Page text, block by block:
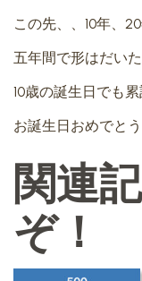
この先、、10年、
五年間で形はだいた
10歳の誕生日でも
お誕生日おめでとう
関連
ぞ！